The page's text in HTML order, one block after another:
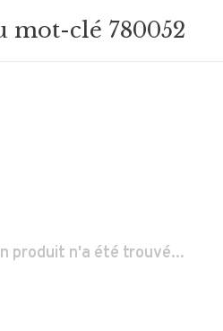
mot-clé 780052
produit n'a été trouvé...